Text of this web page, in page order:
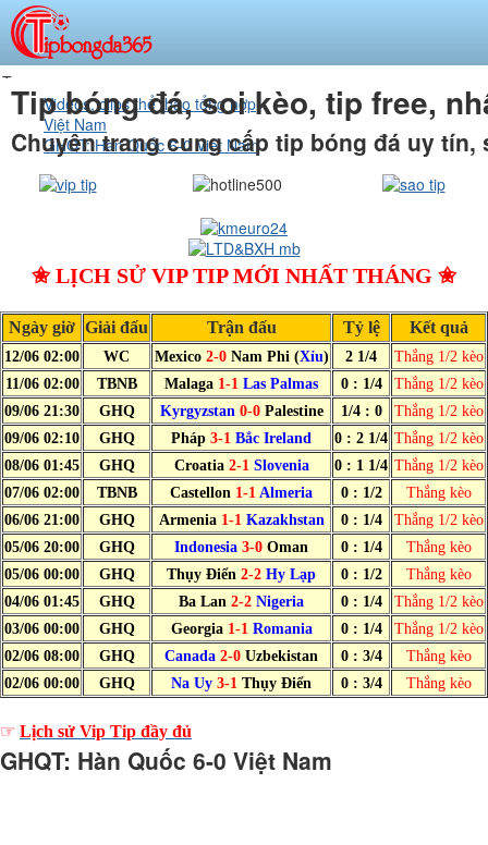
Tip bóng đá, soi kèo, tip free,
Chuyên trang cung cấp tip bóng đá uy
Trang
chủ
Videos, clips thể thao tổng hợp
Việt Nam
GHQT: Hàn Quốc 6-0 Việt Nam
✬ LỊCH SỬ VIP TIP MỚI NHẤT THÁNG ✬
Ngày giờ Giải đấu Trận đấu Tỷ lệ Kết quả
12/06 02:00 WC Mexico 2-0 Nam Phi (Xỉu) 2 1/4
Thắng 1/2 kèo
11/06 02:00
TBNB Malaga 1-1 Las Palmas 0 : 1/4
Thắng 1/2 kèo
09/06 21:30
GHQ Kyrgyzstan 0-0Palestine 1/4 : 0
Thắng 1/2 kèo
09/06 02:10
GHQ Pháp 3-1 Bắc Ireland 0 : 2 1/4 Thắng 1/2 kèo
08/06 01:45
GHQ Croatia2-1 Slovenia 0 : 1 1/4 Thắng 1/2 kèo
07/06 02:00
TBNB Castellon 1-1 Almeria 0 : 1/2
Thắng kèo
06/06 21:00
GHQ Armenia 1-1 Kazakhstan 0 : 1/4
Thắng 1/2 kèo
05/06 20:00
GHQ Indonesia 3-0 Oman 0 : 1/4
Thắng kèo
05/06 00:00
GHQ Thụy Điển 2-2 Hy Lạp 0 : 1/2
Thắng kèo
04/06 01:45
GHQ Ba Lan 2-2 Nigeria 0 : 1/4
Thắng 1/2 kèo
03/06 00:00
GHQ Georgia 1-1 Romania 0 : 1/4
Thắng 1/2 kèo
02/06 08:00
GHQ Canada 2-0 Uzbekistan 0 : 3/4
Thắng kèo
02/06 00:00
GHQ Na Uy 3-1 Thụy Điển 0 : 3/4 Thắng kèo
☞ Lịch sử Vip Tip đầy đủ
GHQT: Hàn Quốc 6-0 Việt Nam